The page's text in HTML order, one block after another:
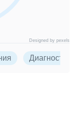
Designed by pexels
Диагностика